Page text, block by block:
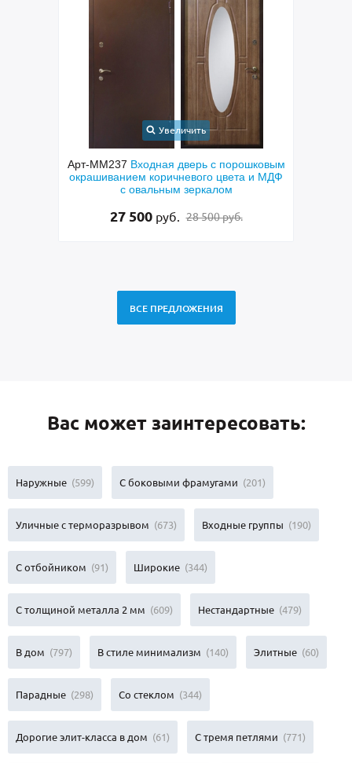
Увеличить
Арт-ММ237 Входная дверь с порошковым
окрашиванием коричневого цвета и МДФ
с овальным зеркалом
27 500 руб. 28 500 руб.
ВСЕ ПРЕДЛОЖЕНИЯ
Вас может заинтересовать:
Наружные (599) С боковыми фрамугами (201)
Уличные с терморазрывом (673) Входные группы (190)
С отбойником (91) Широкие (344)
С толщиной металла 2 мм (609) Нестандартные (479)
В дом (797) В стиле минимализм (140) Элитные (60)
Парадные (298) Со стеклом (344)
Дорогие элит-класса в дом (61) С тремя петлями (771)